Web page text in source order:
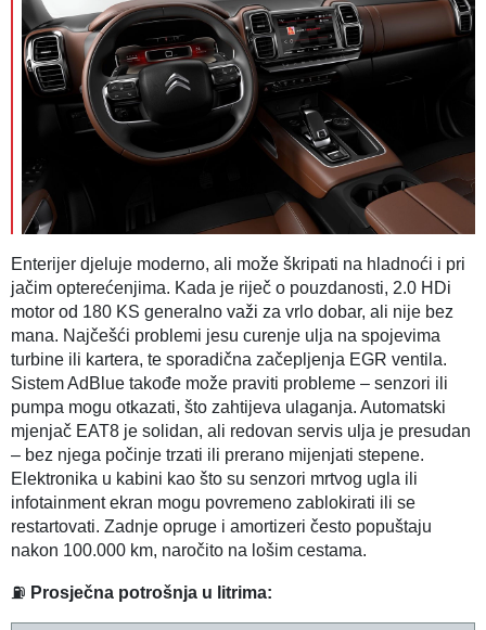
Enterijer djeluje moderno, ali može škripati na hladnoći i pri
jačim opterećenjima. Kada je riječ o pouzdanosti, 2.0 HDi
motor od 180 KS generalno važi za vrlo dobar, ali nije bez
mana. Najčešći problemi jesu curenje ulja na spojevima
turbine ili kartera, te sporadična začepljenja EGR ventila.
Sistem AdBlue takođe može praviti probleme – senzori ili
pumpa mogu otkazati, što zahtijeva ulaganja. Automatski
mjenjač EAT8 je solidan, ali redovan servis ulja je presudan
– bez njega počinje trzati ili prerano mijenjati stepene.
Elektronika u kabini kao što su senzori mrtvog ugla ili
infotainment ekran mogu povremeno zablokirati ili se
restartovati. Zadnje opruge i amortizeri često popuštaju
nakon 100.000 km, naročito na lošim cestama.
⛽ Prosječna potrošnja u litrima: